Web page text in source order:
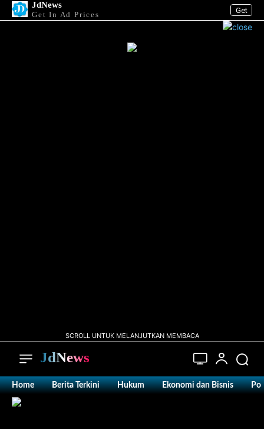
Get
JdNews
Get In Ad Prices
SCROLL UNTUK MELANJUTKAN MEMBACA
JdNews
Home Berita Terkini Hukum Ekonomi dan Bisnis